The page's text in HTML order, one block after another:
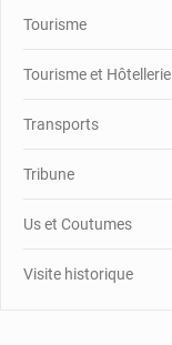
Tourisme
Tourisme et Hôtellerie
Transports
Tribune
Us et Coutumes
Visite historique